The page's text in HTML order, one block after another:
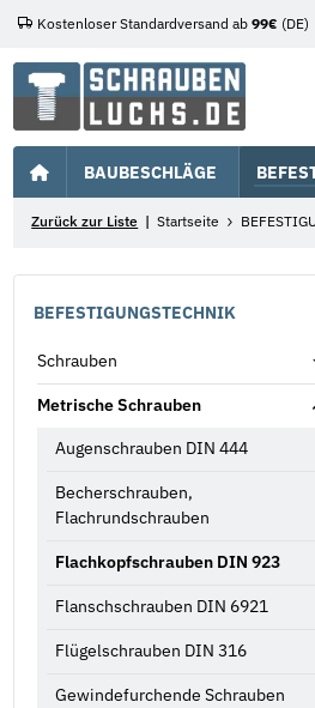
Kostenloser Standardversand ab 99€ (DE)
BAUBESCHLÄGE
Zurück zur Liste Startseite
BEFESTIGUNGSTECHNIK
Schrauben
Metrische Schrauben
Augenschrauben DIN 444
Becherschrauben,
Flachrundschrauben
Flachkopfschrauben DIN 923
Flanschschrauben DIN 6921
Flügelschrauben DIN 316
Gewindefurchende Schrauben